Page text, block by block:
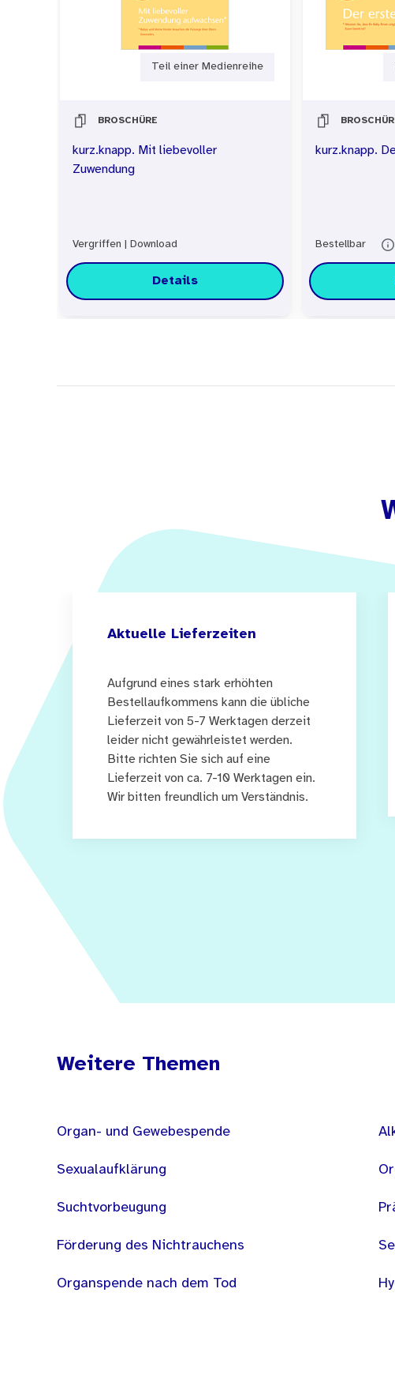
Teil einer Medienreihe
BROSCHÜRE
kurz.knapp. Mit liebevoller
Zuwendung
Vergriffen Download
Details
kurz.knapp.
Bestellbar
Aktuelle Lieferzeiten
Aufgrund eines stark erhöhten
Bestellaufkommens kann die übliche
Lieferzeit von 5-7 Werktagen derzeit
leider nicht gewährleistet werden.
Bitte richten Sie sich auf eine
Lieferzeit von ca. 7-10 Werktagen ein.
Wir bitten freundlich um Verständnis.
Weitere Themen
Organ- und Gewebespende
Sexualaufklärung
Suchtvorbeugung
Förderung des Nichtrauchens
Organspende nach dem Tod